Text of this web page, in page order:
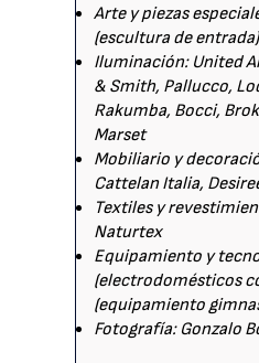
Arte y piezas
(escultura de entrada)
Iluminación: United
& Smith, Pallucco,
Rakumba, Bocci,
Marset
Mobiliario y
Cattelan Italia,
Textiles y
Naturtex
Equipamiento y
(electrodomésticos
(equipamiento
Fotografía: Gonzalo